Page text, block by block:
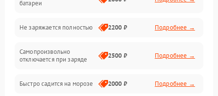
батареи
Не заряжается полностью 2200 ₽ Подробнее →
Самопроизвольно
отключается при заряде
2500 ₽ Подробнее →
Быстро садится на морозе 2000 ₽ Подробнее →